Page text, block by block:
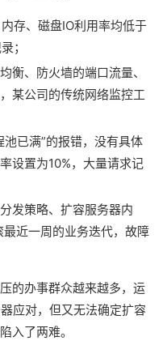
存、磁盘IO利用率均低于
；
衡、防火墙的端口流量、
某公司的传统网络监控工
已满”的报错，没有具体
设置为10%，大量请求记
发策略、扩容服务器内
近一周的业务迭代，故障
的办事群众越来越多，运
应对，但又无法确定扩容
入了两难。